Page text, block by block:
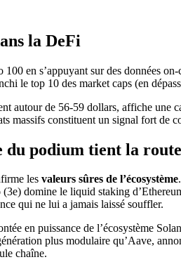
la DeFi
100 en s’appuyant sur des données
le top 10 des market caps (en
autour de 56-59 dollars, affiche une
massifs constituent un signal fort de
du podium tient la route
les valeurs sûres de l’écosystème.
(3e) domine le liquid staking
qui ne lui a jamais laissé souffler.
en puissance de l’écosystème
plus modulaire qu’Aave,
chaîne.